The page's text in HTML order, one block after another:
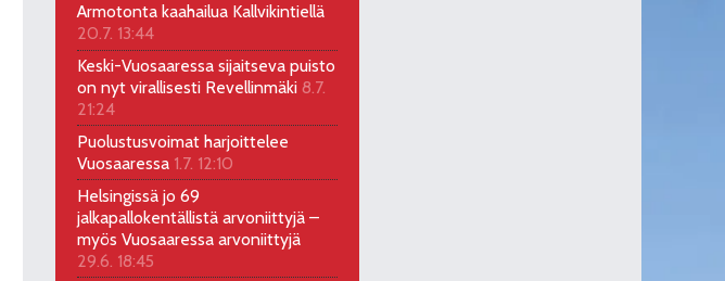
Armotonta kaahailua Kallvikintiellä
20.7. 13:44
Keski-Vuosaaressa sijaitseva puisto
on nyt virallisesti Revellinmäki 8.7.
21:24
Puolustusvoimat harjoittelee
Vuosaaressa 1.7. 12:10
Helsingissä jo 69
jalkapallokentällistä arvoniittyjä –
myös Vuosaaressa arvoniittyjä
29.6. 18:45